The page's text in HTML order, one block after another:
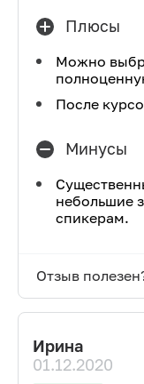
Плюсы
Можно
После
Минусы
небольшие
спикерам.
Отзыв
Ирина
01.12.2020